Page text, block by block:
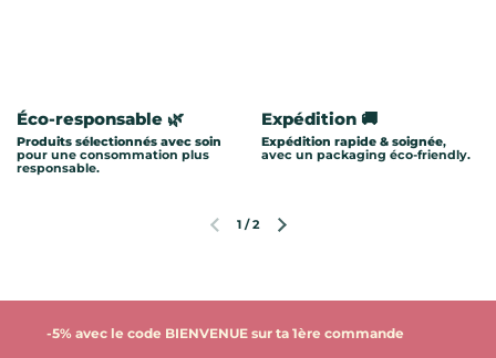
Éco-responsable 🌿
Produits sélectionnés avec soin
pour une consommation plus
responsable.
Expédition 🚚
Expédition rapide & soignée,
avec un packaging éco-friendly.
Diapositive précédente
Diapositive suivante
1 /2
-5% avec le code BIENVENUE sur ta 1ère commande